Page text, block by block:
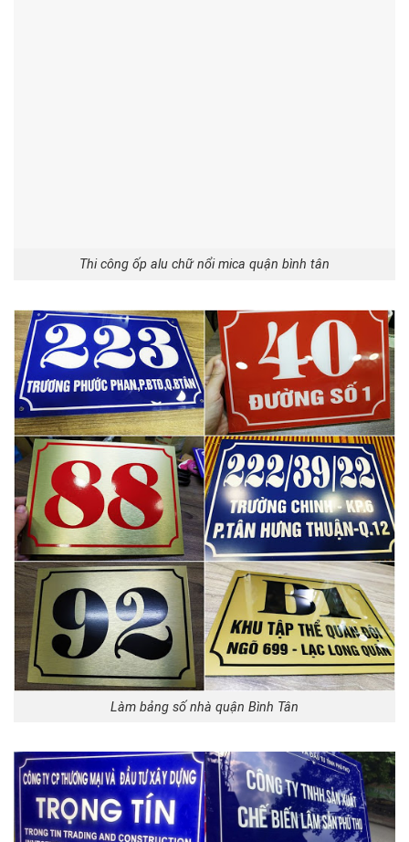
Thi công ốp alu chữ nổi mica quận bình tân
Làm bảng số nhà quận Bình Tân